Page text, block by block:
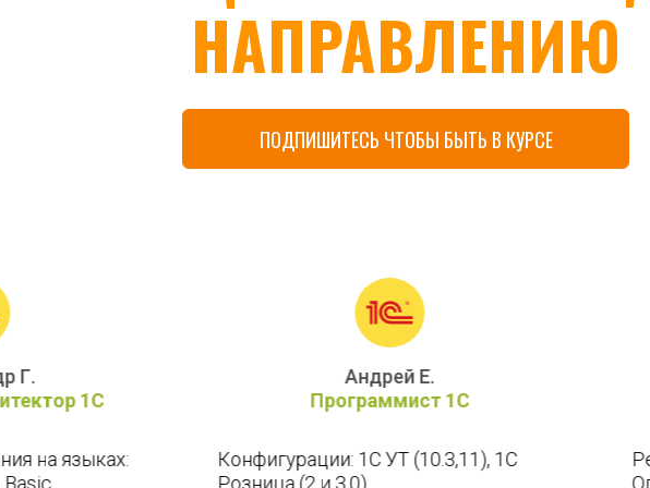
НАПРАВЛЕНИЮ
ПОДПИШИТЕСЬ ЧТОБЫ БЫТЬ В КУРСЕ
Е.
1С
(10.3,11), 1С
Наталья Т.
Аналитик 1С
Регламентированный учет в 1С УХ.
Опыт кандидата:     более 3 лет